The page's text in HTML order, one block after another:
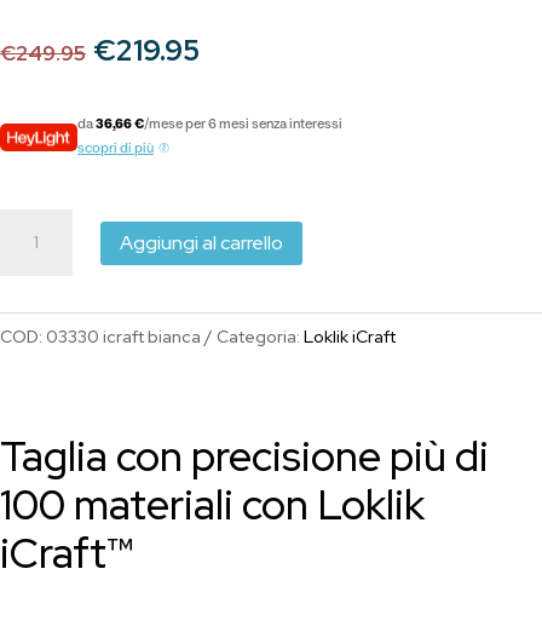
€249.95 Il
originale
era:
€219.95
attuale
da36,66 €/mese per 6 mesi senza interessi
scopri di più
Margherita
quantità
Aggiungi al carrello
COD: 03330 icraft bianca Categoria: Loklik iCraft
Taglia con precisione più di
100 materiali con Loklik
iCraft™